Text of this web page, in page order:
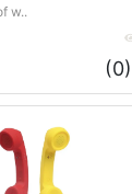
w..
(0)